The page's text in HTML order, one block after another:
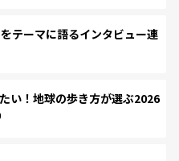
テーマに語るインタビュー連
い！地球の歩き方が選ぶ2026